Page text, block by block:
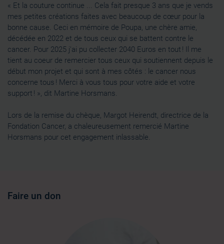
« Et la couture continue ... Cela fait presque 3 ans que je vends
mes petites créations faites avec beaucoup de cœur pour la
bonne cause. Ceci en mémoire de Poupa, une chère amie,
décédée en 2022 et de tous ceux qui se battent contre le
cancer. Pour 2025 j'ai pu collecter 2040 Euros en tout ! Il me
tient au coeur de remercier tous ceux qui soutiennent depuis le
début mon projet et qui sont à mes côtés : le cancer nous
concerne tous ! Merci à vous tous pour votre aide et votre
support ! », dit Martine Horsmans.
Lors de la remise du chèque, Margot Heirendt, directrice de la
Fondation Cancer, a chaleureusement remercié Martine
Horsmans pour cet engagement inlassable.
Faire un don